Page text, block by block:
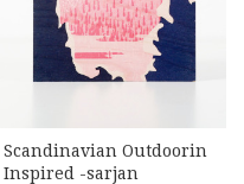
Outdoorin
Inspired -sarjan